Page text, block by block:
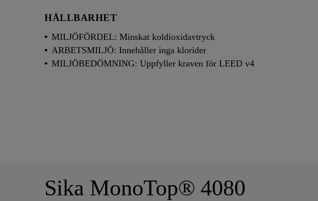
HÅLLBARHET
MILJÖFÖRDEL: Minskat koldioxidavtryck
ARBETSMILJÖ: Innehåller inga klorider
MILJÖBEDÖMNING: Uppfyller kraven för LEED v4
Sika MonoTop® 4080